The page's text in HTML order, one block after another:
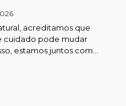
acreditamos que
cuidado pode mudar
estamos juntos com
Animal e a ONG